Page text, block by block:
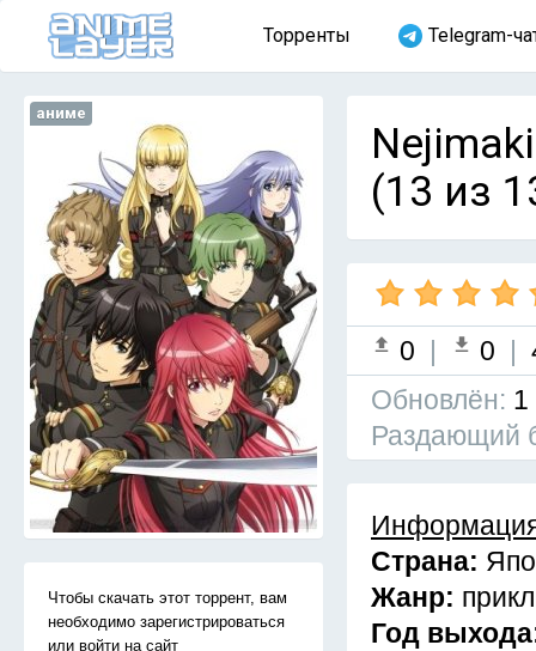
Торренты Telegram-
аниме
Чтобы скачать этот торрент, вам
необходимо зарегистрироваться
или войти на сайт
(13 из
0 | 0 |
Обновлён: 1
Раздающий
Страна:
Жанр:
Год